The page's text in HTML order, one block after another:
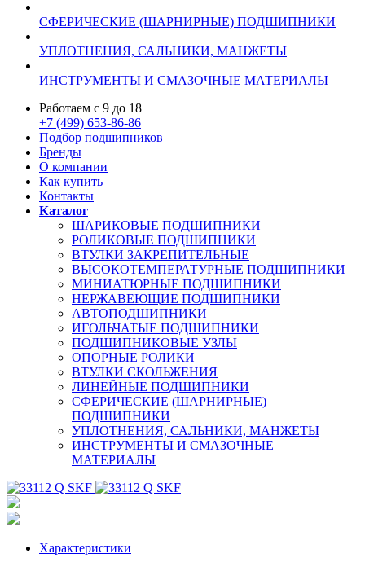
СФЕРИЧЕСКИЕ (ШАРНИРНЫЕ) ПОДШИПНИКИ
УПЛОТНЕНИЯ, САЛЬНИКИ, МАНЖЕТЫ
ИНСТРУМЕНТЫ И СМАЗОЧНЫЕ МАТЕРИАЛЫ
Работаем с 9 до 18
+7 (499) 653-86-86
Подбор подшипников
Бренды
О компании
Как купить
Контакты
Каталог
ШАРИКОВЫЕ ПОДШИПНИКИ
РОЛИКОВЫЕ ПОДШИПНИКИ
ВТУЛКИ ЗАКРЕПИТЕЛЬНЫЕ
ВЫСОКОТЕМПЕРАТУРНЫЕ ПОДШИПНИКИ
МИНИАТЮРНЫЕ ПОДШИПНИКИ
НЕРЖАВЕЮЩИЕ ПОДШИПНИКИ
АВТОПОДШИПНИКИ
ИГОЛЬЧАТЫЕ ПОДШИПНИКИ
ПОДШИПНИКОВЫЕ УЗЛЫ
ОПОРНЫЕ РОЛИКИ
ВТУЛКИ СКОЛЬЖЕНИЯ
ЛИНЕЙНЫЕ ПОДШИПНИКИ
СФЕРИЧЕСКИЕ (ШАРНИРНЫЕ)
ПОДШИПНИКИ
УПЛОТНЕНИЯ, САЛЬНИКИ, МАНЖЕТЫ
ИНСТРУМЕНТЫ И СМАЗОЧНЫЕ
МАТЕРИАЛЫ
Характеристики